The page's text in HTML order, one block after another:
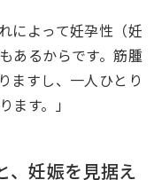
によって妊孕性（妊
あるからです。筋腫
ますし、一人ひとり
ます。」
、妊娠を見据え